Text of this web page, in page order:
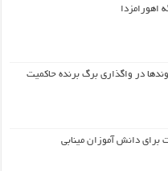
اهورامزدا
در واگذاری برگ برنده حاکمیت
دانش آموزان مینابی